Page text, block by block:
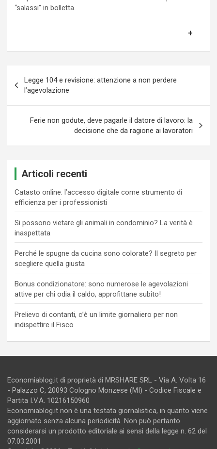
“salassi” in bolletta.
articoli
Legge 104 e revisione: attenzione a non perdere
l’agevolazione
Ferie non godute, deve pagarle il datore di lavoro: la
decisione che da ragione ai lavoratori
Articoli recenti
Catasto online: l’accesso digitale come strumento di
efficienza per i professionisti
Si possono vietare gli animali in condominio? La verità è
inaspettata
Perché le spugne da cucina sono colorate? Il segreto per
scegliere quella giusta
Bonus condizionatore: sono numerose le agevolazioni
attive per chi odia il caldo, approfittane subito!
Prelievo di contanti, c’è un limite giornaliero per non
indispettire il Fisco
Economiablog.it di proprietà di MRSHARE SRL - Via A. Volta 16
- Palazzo C, 20093 Cologno Monzese (MI) - Codice Fiscale e
Partita I.V.A. 10216150960
Economiablog.it non è una testata giornalistica, in quanto viene
aggiornato senza alcuna periodicità. Non può pertanto
considerarsi un prodotto editoriale ai sensi della legge n. 62 del
07.03.2001